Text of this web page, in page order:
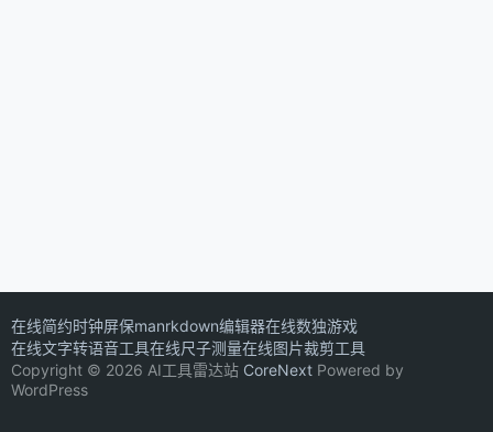
在线简约时钟屏保manrkdown编辑器在线数独游戏
在线文字转语音工具在线尺子测量在线图片裁剪工具
Copyright © 2026 AI工具雷达站 CoreNext Powered by
WordPress